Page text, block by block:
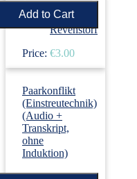
› Dirk
Revenstorf
Price: €3.00
Paarkonflikt
(Einstreutechnik)
(Audio +
Transkript,
ohne
Induktion)
›Dirk